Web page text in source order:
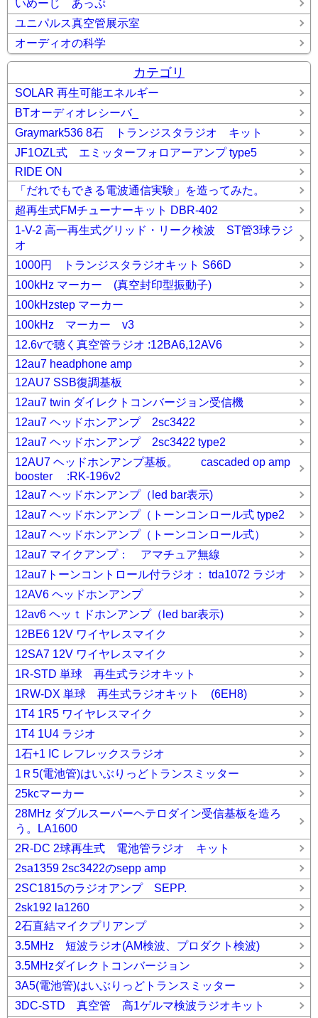
いめーじ あっぷ
ユニパルス真空管展示室
オーディオの科学
カテゴリ
SOLAR 再生可能エネルギー
BTオーディオレシーバ_
Graymark536 8石 トランジスタラジオ キット
JF1OZL式 エミッターフォロアーアンプ type5
RIDE ON
「だれでもできる電波通信実験」を造ってみた。
超再生式FMチューナーキット DBR-402
1-V-2 高一再生式グリッド・リーク検波 ST管3球ラジ
オ
1000円 トランジスタラジオキット S66D
100kHz マーカー (真空封印型振動子)
100kHzstep マーカー
100kHz マーカー v3
12.6vで聴く真空管ラジオ :12BA6,12AV6
12au7 headphone amp
12AU7 SSB復調基板
12au7 twin ダイレクトコンバージョン受信機
12au7 ヘッドホンアンプ 2sc3422
12au7 ヘッドホンアンプ 2sc3422 type2
12AU7 ヘッドホンアンプ基板。 cascaded op amp
booster :RK-196v2
12au7 ヘッドホンアンプ（led bar表示)
12au7 ヘッドホンアンプ（トーンコンロール式 type2
12au7 ヘッドホンアンプ（トーンコンロール式）
12au7 マイクアンプ： アマチュア無線
12au7トーンコントロール付ラジオ： tda1072 ラジオ
12AV6 ヘッドホンアンプ
12av6 ヘッｔドホンアンプ（led bar表示)
12BE6 12V ワイヤレスマイク
12SA7 12V ワイヤレスマイク
1R-STD 単球 再生式ラジオキット
1RW-DX 単球 再生式ラジオキット (6EH8)
1T4 1R5 ワイヤレスマイク
1T4 1U4 ラジオ
1石+1 IC レフレックスラジオ
1Ｒ5(電池管)はいぶりっどトランスミッター
25kcマーカー
28MHz ダブルスーパーヘテロダイン受信基板を造ろ
う。LA1600
2R-DC 2球再生式 電池管ラジオ キット
2sa1359 2sc3422のsepp amp
2SC1815のラジオアンプ SEPP.
2sk192 la1260
2石直結マイクプリアンプ
3.5MHz 短波ラジオ(AM検波、プロダクト検波)
3.5MHzダイレクトコンバージョン
3A5(電池管)はいぶりっどトランスミッター
3DC-STD 真空管 高1ゲルマ検波ラジオキット